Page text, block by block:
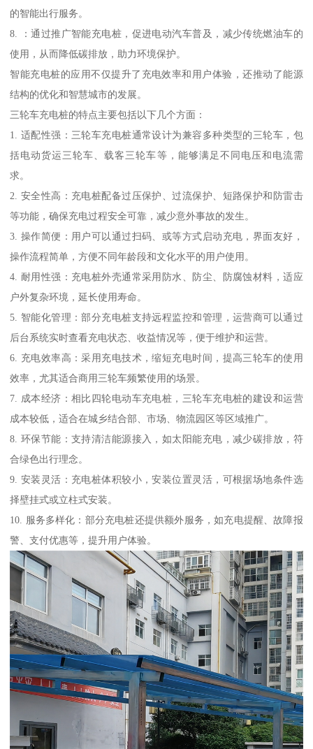
的智能出行服务。
8. ：通过推广智能充电桩，促进电动汽车普及，减少传统燃油车的
使用，从而降低碳排放，助力环境保护。
智能充电桩的应用不仅提升了充电效率和用户体验，还推动了能源
结构的优化和智慧城市的发展。
三轮车充电桩的特点主要包括以下几个方面：
1. 适配性强：三轮车充电桩通常设计为兼容多种类型的三轮车，包
括电动货运三轮车、载客三轮车等，能够满足不同电压和电流需
求。
2. 安全性高：充电桩配备过压保护、过流保护、短路保护和防雷击
等功能，确保充电过程安全可靠，减少意外事故的发生。
3. 操作简便：用户可以通过扫码、或等方式启动充电，界面友好，
操作流程简单，方便不同年龄段和文化水平的用户使用。
4. 耐用性强：充电桩外壳通常采用防水、防尘、防腐蚀材料，适应
户外复杂环境，延长使用寿命。
5. 智能化管理：部分充电桩支持远程监控和管理，运营商可以通过
后台系统实时查看充电状态、收益情况等，便于维护和运营。
6. 充电效率高：采用充电技术，缩短充电时间，提高三轮车的使用
效率，尤其适合商用三轮车频繁使用的场景。
7. 成本经济：相比四轮电动车充电桩，三轮车充电桩的建设和运营
成本较低，适合在城乡结合部、市场、物流园区等区域推广。
8. 环保节能：支持清洁能源接入，如太阳能充电，减少碳排放，符
合绿色出行理念。
9. 安装灵活：充电桩体积较小，安装位置灵活，可根据场地条件选
择壁挂式或立柱式安装。
10. 服务多样化：部分充电桩还提供额外服务，如充电提醒、故障报
警、支付优惠等，提升用户体验。